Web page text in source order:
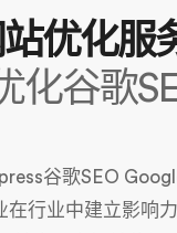
优化服
化谷歌
谷歌SEO
行业中建立影响